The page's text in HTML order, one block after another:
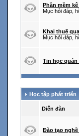
Phần mềm
Mục hỏi đáp,
Khai thuế
Mục hỏi đáp,
Tin học quản
Học tập phát triển
Diễn đàn
Đào tạo nghề